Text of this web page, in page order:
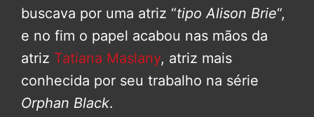
buscava por uma atriz “tipo Alison Brie“,
e no fim o papel acabou nas mãos da
atriz Tatiana Maslany, atriz mais
conhecida por seu trabalho na série
Orphan Black.